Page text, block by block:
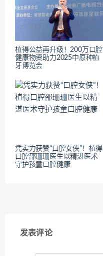
植得公益再升级！200万口腔
健康物资助力2025中原种植
牙博览会
凭实力获赞“口腔女侠”！植得
口腔邵珊珊医生以精湛医术
守护孩童口腔健康
发表评论